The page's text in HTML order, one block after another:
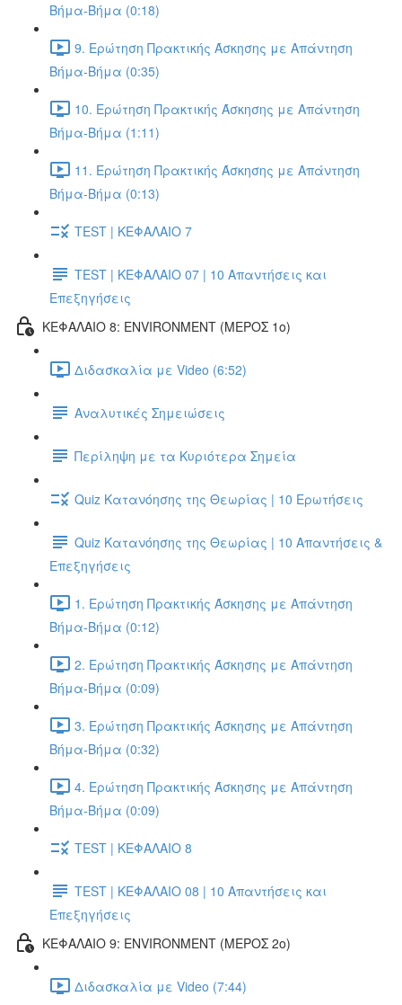
Βήμα-Βήμα (0:18)
9. Ερώτηση Πρακτικής Άσκησης με Απάντηση
Βήμα-Βήμα (0:35)
10. Ερώτηση Πρακτικής Άσκησης με Απάντηση
Βήμα-Βήμα (1:11)
11. Ερώτηση Πρακτικής Άσκησης με Απάντηση
Βήμα-Βήμα (0:13)
TEST | ΚΕΦΑΛΑΙΟ 7
TEST | ΚΕΦΑΛΑΙΟ 07 | 10 Απαντήσεις και
Επεξηγήσεις
ΚΕΦΑΛΑΙΟ 8: ENVIRONMENT (ΜΕΡΟΣ 1o)
Διδασκαλία με Video (6:52)
Αναλυτικές Σημειώσεις
Περίληψη με τα Κυριότερα Σημεία
Quiz Κατανόησης της Θεωρίας | 10 Ερωτήσεις
Quiz Κατανόησης της Θεωρίας | 10 Απαντήσεις &
Επεξηγήσεις
1. Ερώτηση Πρακτικής Άσκησης με Απάντηση
Βήμα-Βήμα (0:12)
2. Ερώτηση Πρακτικής Άσκησης με Απάντηση
Βήμα-Βήμα (0:09)
3. Ερώτηση Πρακτικής Άσκησης με Απάντηση
Βήμα-Βήμα (0:32)
4. Ερώτηση Πρακτικής Άσκησης με Απάντηση
Βήμα-Βήμα (0:09)
TEST | ΚΕΦΑΛΑΙΟ 8
TEST | ΚΕΦΑΛΑΙΟ 08 | 10 Απαντήσεις και
Επεξηγήσεις
ΚΕΦΑΛΑΙΟ 9: ENVIRONMENT (ΜΕΡΟΣ 2o)
Διδασκαλία με Video (7:44)